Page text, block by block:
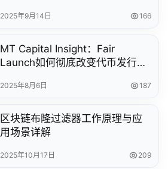
2025年9月14日 166
MT Capital Insight：Fair
Launch如何彻底改变代币发行方
2025年8月6日 187
区块链布隆过滤器工作原理与应
用场景详解
2025年10月17日 209